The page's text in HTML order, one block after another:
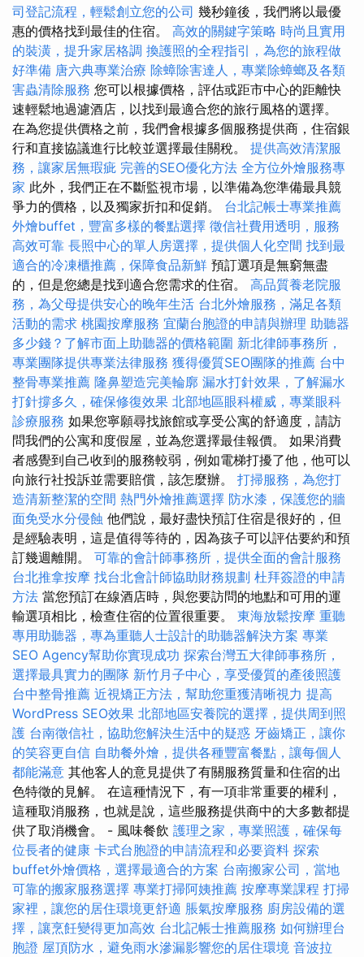
司登記流程，輕鬆創立您的公司 幾秒鐘後，我們將以最優
惠的價格找到最佳的住宿。 高效的關鍵字策略 時尚且實用
的裝潢，提升家居格調 換護照的全程指引，為您的旅程做
好準備 唐六典專業治療 除蟑除害達人，專業除蟑螂及各類
害蟲清除服務 您可以根據價格，評估或距市中心的距離快
速輕鬆地過濾酒店，以找到最適合您的旅行風格的選擇。
在為您提供價格之前，我們會根據多個服務提供商，住宿銀
行和直接協議進行比較並選擇最佳關稅。 提供高效清潔服
務，讓家居無瑕疵 完善的SEO優化方法 全方位外燴服務專
家 此外，我們正在不斷監視市場，以準備為您準備最具競
爭力的價格，以及獨家折扣和促銷。 台北記帳士專業推薦
外燴buffet，豐富多樣的餐點選擇 徵信社費用透明，服務
高效可靠 長照中心的單人房選擇，提供個人化空間 找到最
適合的冷凍櫃推薦，保障食品新鮮 預訂選項是無窮無盡
的，但是您總是找到適合您需求的住宿。 高品質養老院服
務，為父母提供安心的晚年生活 台北外燴服務，滿足各類
活動的需求 桃園按摩服務 宜蘭台胞證的申請與辦理 助聽器
多少錢？了解市面上助聽器的價格範圍 新北律師事務所，
專業團隊提供專業法律服務 獲得優質SEO團隊的推薦 台中
整骨專業推薦 隆鼻塑造完美輪廓 漏水打針效果，了解漏水
打針撐多久，確保修復效果 北部地區眼科權威，專業眼科
診療服務 如果您寧願尋找旅館或享受公寓的舒適度，請訪
問我們的公寓和度假屋，並為您選擇最佳報價。 如果消費
者感覺到自己收到的服務較弱，例如電梯打擾了他，他可以
向旅行社投訴並需要賠償，該怎麼辦。 打掃服務，為您打
造清新整潔的空間 熱門外燴推薦選擇 防水漆，保護您的牆
面免受水分侵蝕 他們說，最好盡快預訂住宿是很好的，但
是經驗表明，這是值得等待的，因為孩子可以評估要約和預
訂幾週離開。 可靠的會計師事務所，提供全面的會計服務
台北推拿按摩 找台北會計師協助財務規劃 杜拜簽證的申請
方法 當您預訂在線酒店時，與您要訪問的地點和可用的運
輸選項相比，檢查住宿的位置很重要。 東海放鬆按摩 重聽
專用助聽器，專為重聽人士設計的助聽器解決方案 專業
SEO Agency幫助你實現成功 探索台灣五大律師事務所，
選擇最具實力的團隊 新竹月子中心，享受優質的產後照護
台中整骨推薦 近視矯正方法，幫助您重獲清晰視力 提高
WordPress SEO效果 北部地區安養院的選擇，提供周到照
護 台南徵信社，協助您解決生活中的疑惑 牙齒矯正，讓你
的笑容更自信 自助餐外燴，提供各種豐富餐點，讓每個人
都能滿意 其他客人的意見提供了有關服務質量和住宿的出
色特徵的見解。 在這種情況下，有一項非常重要的權利，
這種取消服務，也就是說，這些服務提供商中的大多數都提
供了取消機會。 - 風味餐飲 護理之家，專業照護，確保每
位長者的健康 卡式台胞證的申請流程和必要資料 探索
buffet外燴價格，選擇最適合的方案 台南搬家公司，當地
可靠的搬家服務選擇 專業打掃阿姨推薦 按摩專業課程 打掃
家裡，讓您的居住環境更舒適 脹氣按摩服務 廚房設備的選
擇，讓烹飪變得更加高效 台北記帳士推薦服務 如何辦理台
胞證 屋頂防水，避免雨水滲漏影響您的居住環境 音波拉